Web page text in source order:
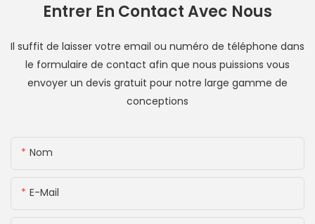
Entrer En Contact Avec Nous
Il suffit de laisser votre email ou numéro de téléphone dans
le formulaire de contact afin que nous puissions vous
envoyer un devis gratuit pour notre large gamme de
conceptions
Nom
E-Mail